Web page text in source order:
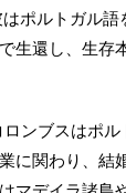
ポルトガル
生還し、生存
ンブスはポ
に関わり、結